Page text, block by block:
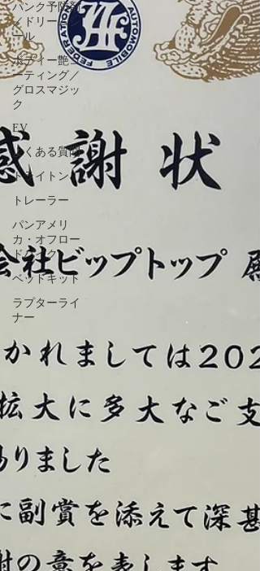
パンク予防剤
／ドリームシ
ール
ボディー艶コ
ーティング／
グロスマジッ
ク
EV
よくある質問
トライトン
トレーラー
パンアメリ
カ・オフロー
ドバイク
ベッドキット
ラプターライ
ナー